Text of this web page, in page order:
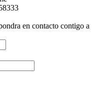
en contacto contigo a